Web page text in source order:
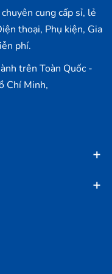
năng với thiết kế âm
và hiện đại giúp
cường tính thẩm
cung cấp sỉ, lẻ
thoại, Phụ kiện, Gia
phí.
trên Toàn Quốc -
Chí Minh,